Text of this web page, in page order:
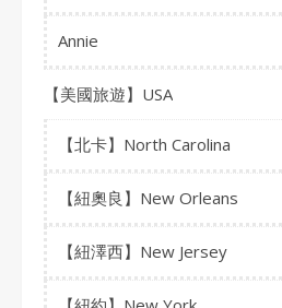
Annie
【美國旅遊】USA
【北卡】North Carolina
【紐奧良】New Orleans
【紐澤西】New Jersey